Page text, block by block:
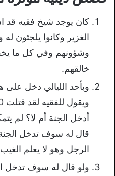
كان يوجد شيخ فقيه قد
الغزير وكانوا يلجئون
وشؤونهم وفي كل ما
خالقهم.
وبأحد الليالي دخل
أدخل الجنة أم لا؟ لم
قال له سوف تدخل
الرجل وهو لا يعلم
ولو قال له سوف تدخل